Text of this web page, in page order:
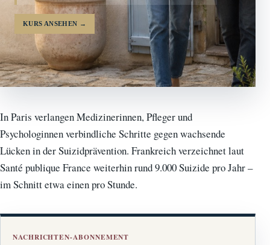
KURS ANSEHEN →
In Paris verlangen Medizinerinnen, Pfleger und
Psychologinnen verbindliche Schritte gegen wachsende
Lücken in der Suizidprävention. Frankreich verzeichnet laut
Santé publique France weiterhin rund 9.000 Suizide pro Jahr –
im Schnitt etwa einen pro Stunde.
NACHRICHTEN-ABONNEMENT